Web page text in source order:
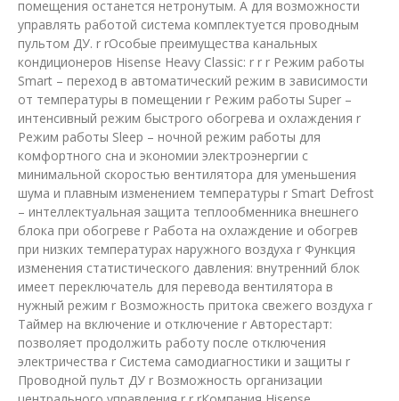
помещения останется нетронутым. А для возможности
управлять работой система комплектуется проводным
пультом ДУ. r rОсобые преимущества канальных
кондиционеров Hisense Heavy Classic: r r r Режим работы
Smart – переход в автоматический режим в зависимости
от температуры в помещении r Режим работы Super –
интенсивный режим быстрого обогрева и охлаждения r
Режим работы Sleep – ночной режим работы для
комфортного сна и экономии электроэнергии с
минимальной скоростью вентилятора для уменьшения
шума и плавным изменением температуры r Smart Defrost
– интеллектуальная защита теплообменника внешнего
блока при обогреве r Работа на охлаждение и обогрев
при низких температурах наружного воздуха r Функция
изменения статистического давления: внутренний блок
имеет переключатель для перевода вентилятора в
нужный режим r Возможность притока свежего воздуха r
Таймер на включение и отключение r Авторестарт:
позволяет продолжить работу после отключения
электричества r Система самодиагностики и защиты r
Проводной пульт ДУ r Возможность организации